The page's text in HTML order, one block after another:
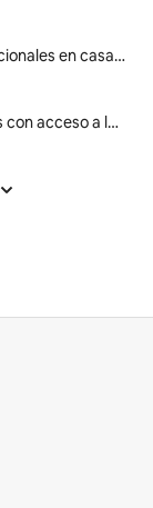
Rentas vacacionales en casas de huéspedes
Alojamientos con acceso a la playa